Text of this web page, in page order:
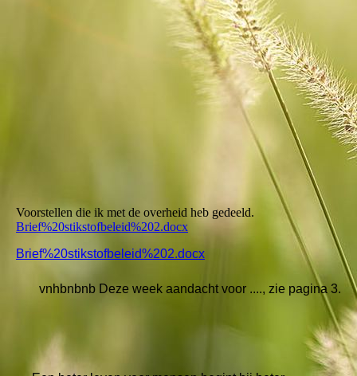
Voorstellen die ik met de overheid heb gedeeld.
Brief%20stikstofbeleid%202.docx
Brief%20stikstofbeleid%202.docx
vnhbnbnb Deze week aandacht voor ...., zie pagina 3.